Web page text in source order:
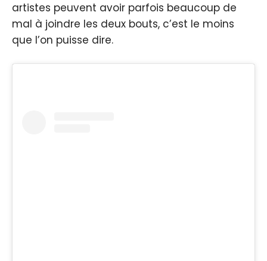
artistes peuvent avoir parfois beaucoup de
mal à joindre les deux bouts, c’est le moins
que l’on puisse dire.